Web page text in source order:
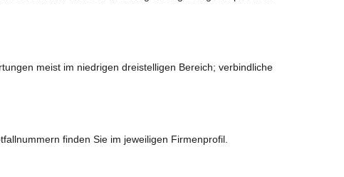
meist im niedrigen dreistelligen Bereich; verbindliche
finden Sie im jeweiligen Firmenprofil.